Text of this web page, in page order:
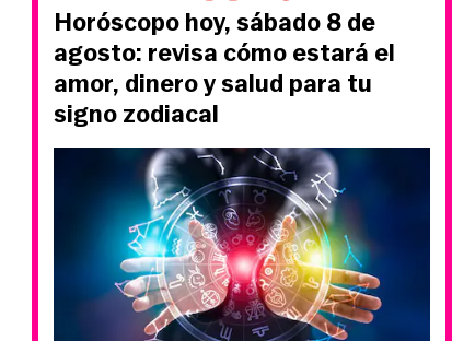
Horóscopo hoy, sábado 8 de
agosto: revisa cómo estará el
amor, dinero y salud para tu
signo zodiacal